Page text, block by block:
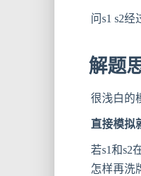
问s1 s2
解题
很浅白的
直接模拟
若s1和s2
怎样再洗